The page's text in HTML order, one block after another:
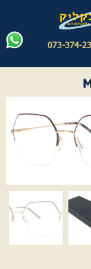
073-374-